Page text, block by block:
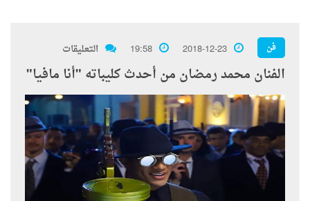
فن 2018-12-23
19:58 التعليقات
الفنان محمد رمضان من أحدث كليباته "أنا مافيا"